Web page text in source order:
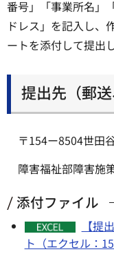
番号」「事業所名」
ドレス」を記入し、
ートを添付して提出
提出先（郵送
〒154ー8504世田
障害福祉部障害施
添付ファイル
【提
ト（エクセル：